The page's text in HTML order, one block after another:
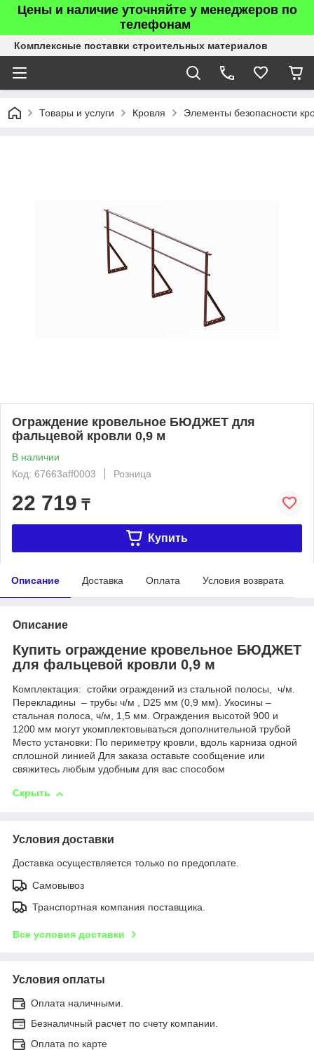
Цены и наличие уточняйте у менеджеров по
телефонам
Комплексные поставки строительных материалов
Товары и услуги Кровля Элементы безопасности
Ограждение кровельное БЮДЖЕТ для
фальцевой кровли 0,9 м
В наличии
Код: 67663aff0003
Розница
22 719 ₸
Купить
Описание Доставка Оплата Условия возврата
Описание
Купить ограждение кровельное БЮДЖЕТ
для фальцевой кровли 0,9 м
Комплектация: стойки ограждений из стальной полосы, ч/м.
Перекладины – трубы ч/м , D25 мм (0,9 мм). Укосины –
стальная полоса, ч/м, 1,5 мм. Ограждения высотой 900 и
1200 мм могут укомплектовываться дополнительной трубой
Место установки: По периметру кровли, вдоль карниза одной
сплошной линией Для заказа оставьте сообщение или
свяжитесь любым удобным для вас способом
Скрыть
Условия доставки
Доставка осуществляется только по предоплате.
Самовывоз
Транспортная компания поставщика.
Все условия доставки
Условия оплаты
Оплата наличными.
Безналичный расчет по счету компании.
Оплата по карте